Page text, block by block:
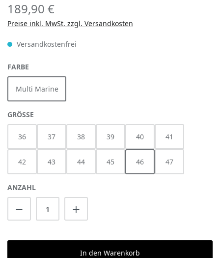
189,90 €
Preise inkl. MwSt. zzgl. Versandkosten
Versandkostenfrei
FARBE
Multi Marine
GRÖSSE
36 37 38 39 40 41
42 43 44 45 46 47
ANZAHL
Produkt Anzahl: Gib den gewünschten
In den Warenkorb